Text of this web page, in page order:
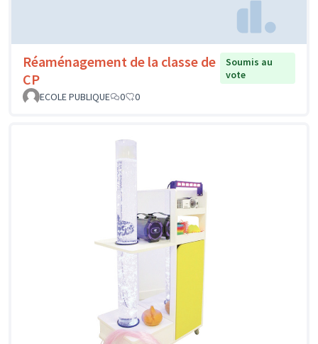
Réaménagement de la classe de
CP
Soumis au
vote
ECOLE PUBLIQUE
0 0